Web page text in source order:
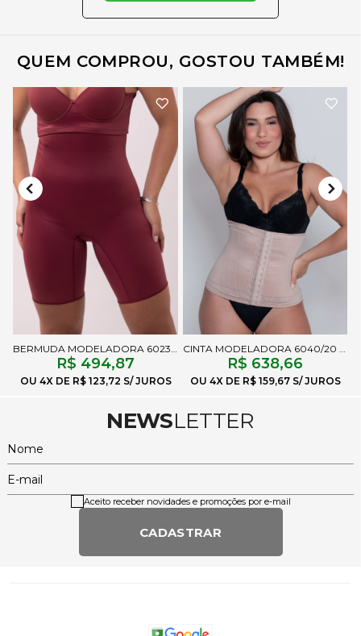
QUEM COMPROU, GOSTOU TAMBÉM!
R$ 494,87
4X R$ 123,72
R$ 638,66
4X R$ 159,67
NEWSLETTER
Nome
E-mail
CADASTRAR
Aceito receber novidades e promoções por e-mail